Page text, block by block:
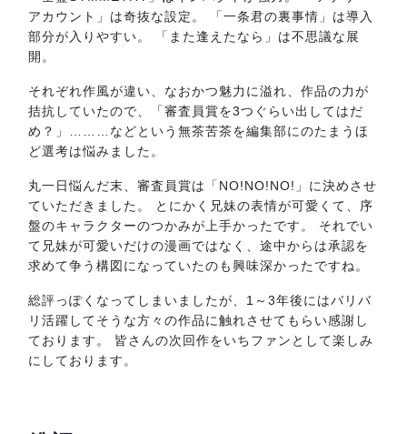
アカウント」は奇抜な設定。 「一条君の裏事情」は導入
部分が入りやすい。 「また逢えたなら」は不思議な展
開。
それぞれ作風が違い、なおかつ魅力に溢れ、作品の力が
拮抗していたので、「審査員賞を3つぐらい出してはだ
め？」………などという無茶苦茶を編集部にのたまうほ
ど選考は悩みました。
丸一日悩んだ末、審査員賞は「NO!NO!NO!」に決めさせ
ていただきました。 とにかく兄妹の表情が可愛くて、序
盤のキャラクターのつかみが上手かったです。 それでい
て兄妹が可愛いだけの漫画ではなく、途中からは承認を
求めて争う構図になっていたのも興味深かったですね。
総評っぽくなってしまいましたが、1～3年後にはバリバ
リ活躍してそうな方々の作品に触れさせてもらい感謝し
ております。 皆さんの次回作をいちファンとして楽しみ
にしております。